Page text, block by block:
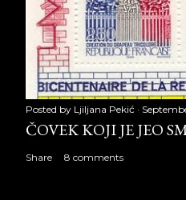
Posted by Ljiljana Pekić
ČOVEK KOJI JE JEO
Share 8 comments